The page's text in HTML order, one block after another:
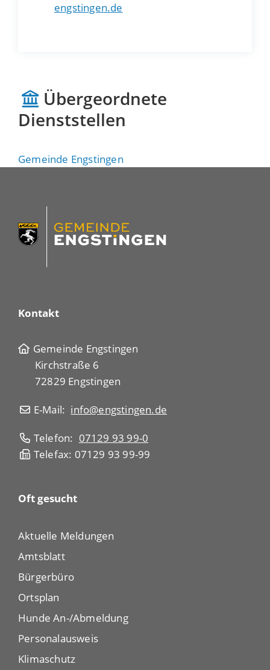
engstingen.de
Übergeordnete
Dienststellen
Gemeinde Engstingen
Kontakt
Gemeinde Engstingen
Kirchstraße 6
72829 Engstingen
E-Mail: info@engstingen.de
Telefon: 07129 93 99-0
Telefax: 07129 93 99-99
Oft gesucht
Aktuelle Meldungen
Amtsblatt
Bürgerbüro
Ortsplan
Hunde An-/Abmeldung
Personalausweis
Klimaschutz